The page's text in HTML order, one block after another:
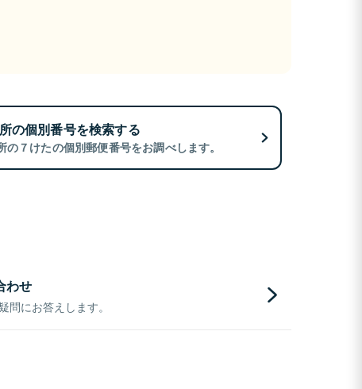
の個別番号を検索する
の７けたの個別郵便番号をお調べします。
わせ
問にお答えします。